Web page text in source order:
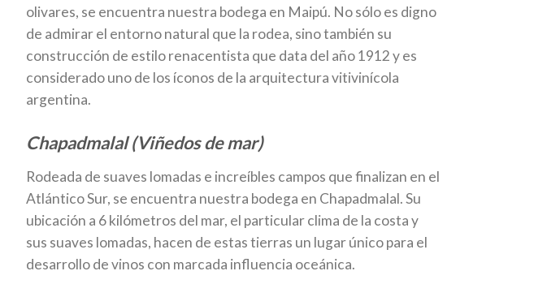
olivares, se encuentra nuestra bodega en Maipú. No sólo es digno
de admirar el entorno natural que la rodea, sino también su
construcción de estilo renacentista que data del año 1912 y es
considerado uno de los íconos de la arquitectura vitivinícola
argentina.
Chapadmalal (Viñedos de mar)
Rodeada de suaves lomadas e increíbles campos que finalizan en el
Atlántico Sur, se encuentra nuestra bodega en Chapadmalal. Su
ubicación a 6 kilómetros del mar, el particular clima de la costa y
sus suaves lomadas, hacen de estas tierras un lugar único para el
desarrollo de vinos con marcada influencia oceánica.